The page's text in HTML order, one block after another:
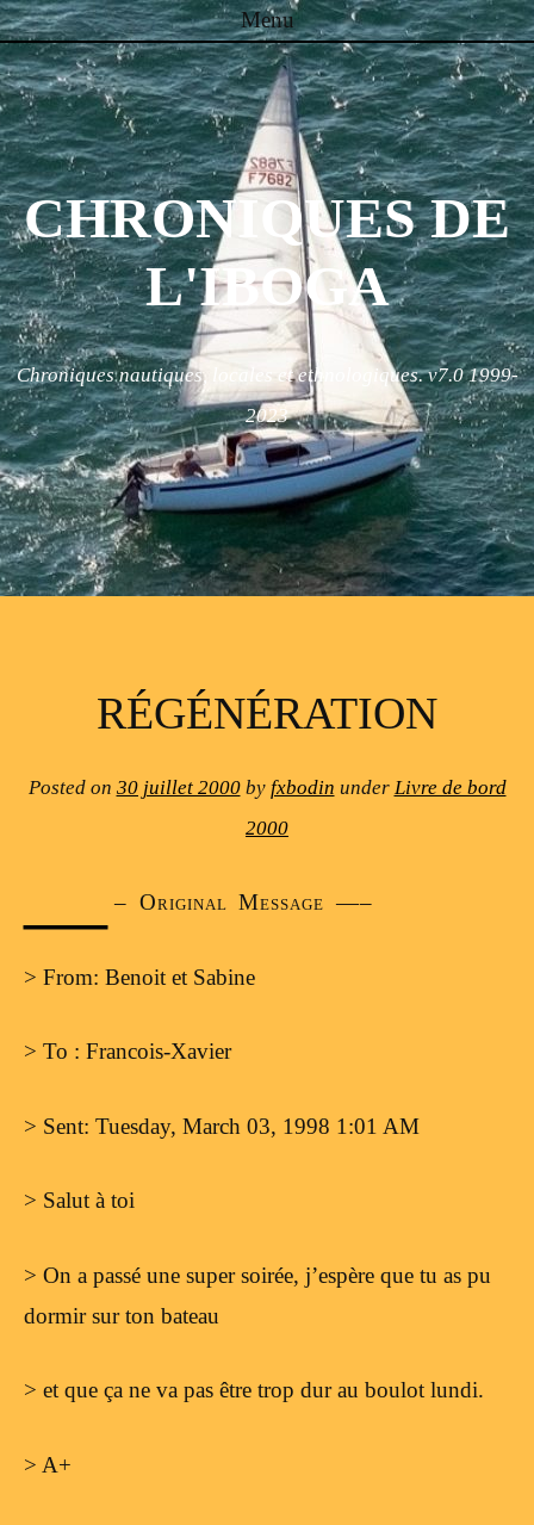
Menu
Skip to content
CHRONIQUES DE
L'IBOGA
Chroniques nautiques, locales et ethnologiques. v7.0 1999-
2023
RÉGÉNÉRATION
Posted on 30 juillet 2000by fxbodin under Livre de bord
2000
— – Original Message —–
> From: Benoit et Sabine
> To : Francois-Xavier
> Sent: Tuesday, March 03, 1998 1:01 AM
> Salut à toi
> On a passé une super soirée, j’espère que tu as pu
dormir sur ton bateau
> et que ça ne va pas être trop dur au boulot lundi.
> A+